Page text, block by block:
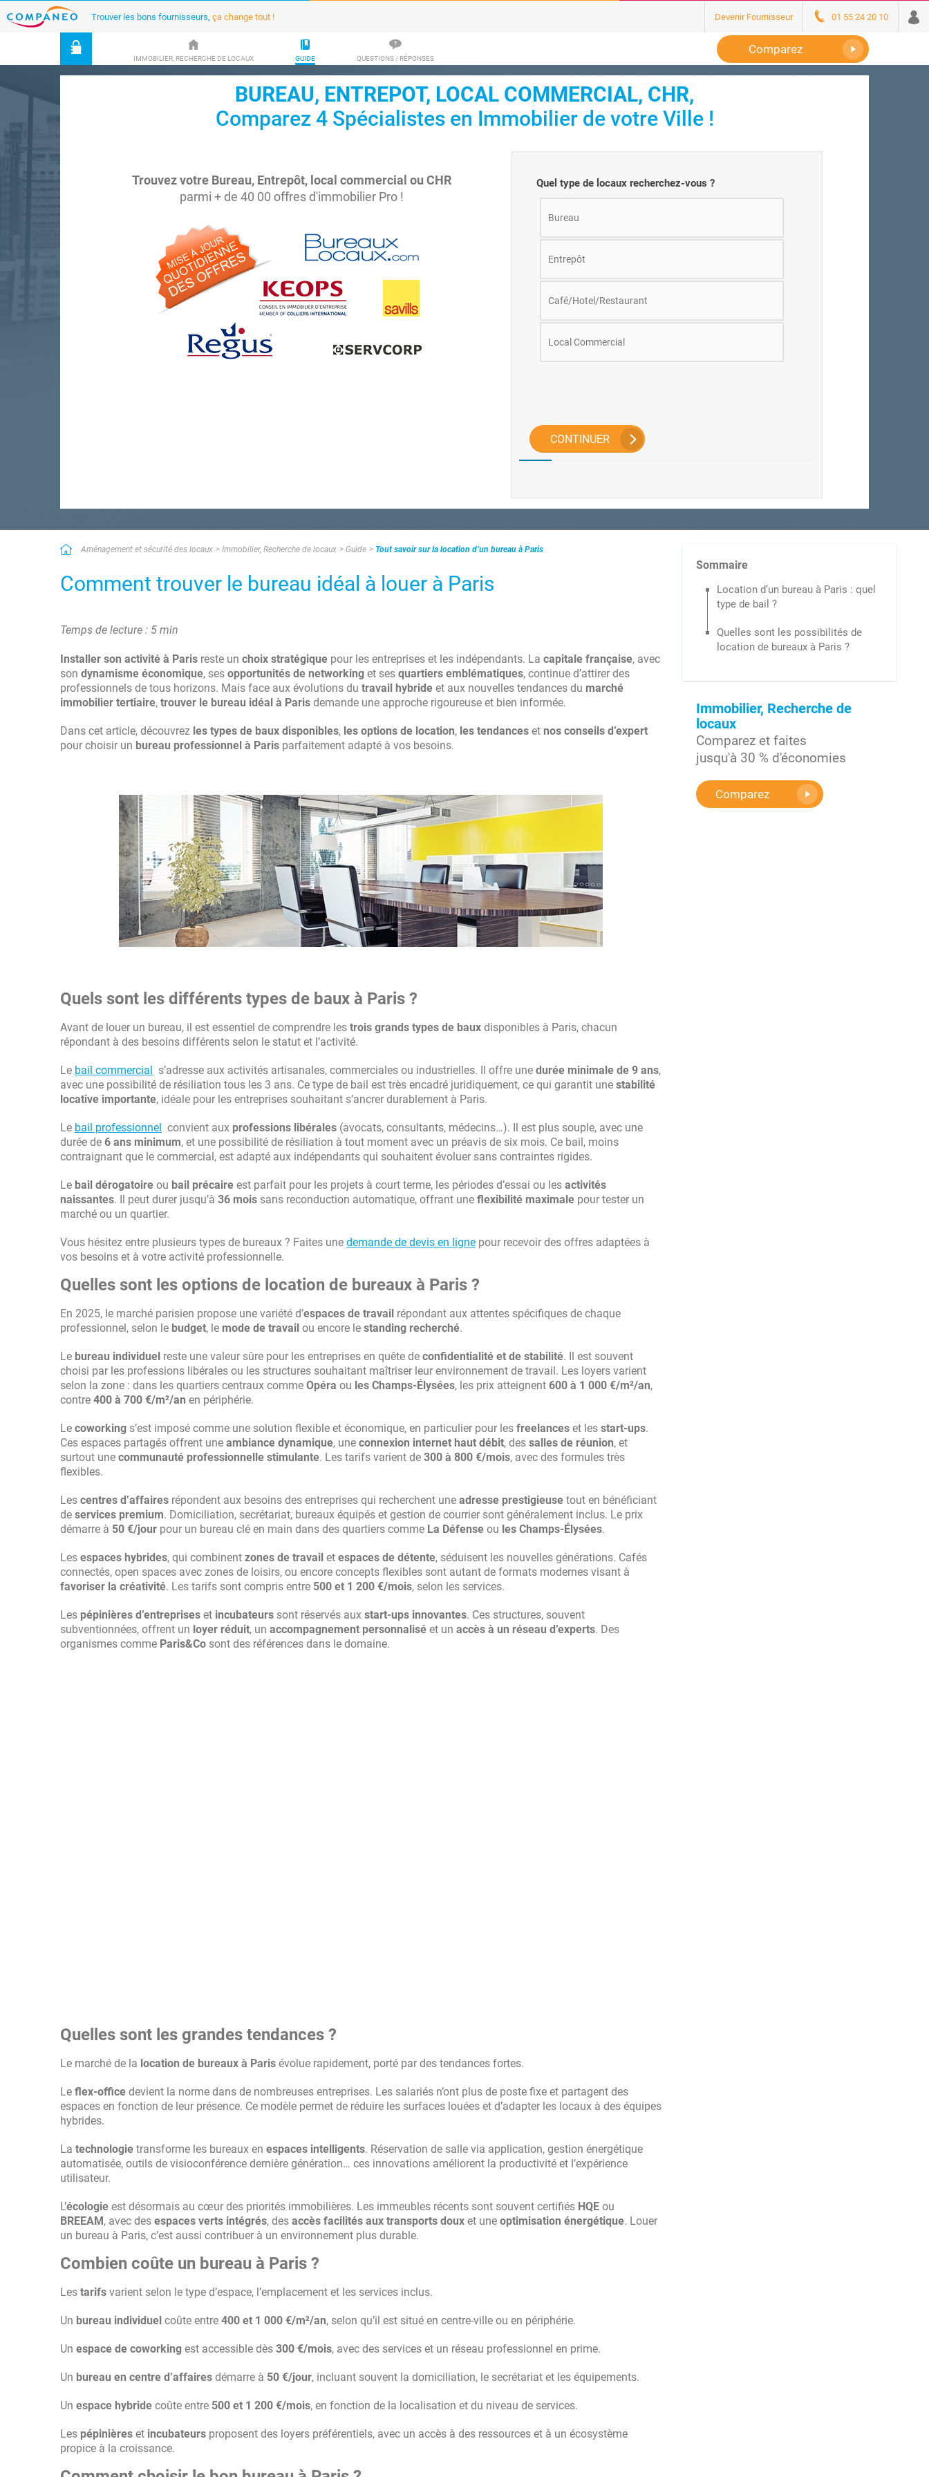
Trouver les bons fournisseurs, ça change tout ! Devenir Fournisseur 01 55 24 20 10
IMMOBILIER, RECHERCHE DE LOCAUX GUIDE QUESTIONS / RÉPONSES
Comparez
BUREAU, ENTREPOT, LOCAL COMMERCIAL, CHR,
Comparez 4 Spécialistes en Immobilier de votre Ville !
Trouvez votre Bureau, Entrepôt, local commercial ou CHR
parmi + de 40 00 offres d'immobilier Pro !
Quel type de locaux recherchez-vous ?
Bureau
Entrepôt
Café/Hotel/Restaurant
Local Commercial
CONTINUER
Aménagement et sécurité des locaux Immobilier, Recherche de locaux Guide Tout savoir sur la location d’un bureau à Paris
Comment trouver le bureau idéal à louer à Paris
Temps de lecture : 5 min
Installer son activité à Paris reste un choix stratégique pour les entreprises et les indépendants. La capitale française, avec
son dynamisme économique, ses opportunités de networking et ses quartiers emblématiques, continue d’attirer des
professionnels de tous horizons. Mais face aux évolutions du travail hybride et aux nouvelles tendances du marché
immobilier tertiaire, trouver le bureau idéal à Paris demande une approche rigoureuse et bien informée.
Dans cet article, découvrez les types de baux disponibles, les options de location, les tendances et nos conseils d’expert
pour choisir un bureau professionnel à Paris parfaitement adapté à vos besoins.
Quels sont les différents types de baux à Paris ?
Avant de louer un bureau, il est essentiel de comprendre les trois grands types de baux disponibles à Paris, chacun
répondant à des besoins différents selon le statut et l’activité.
Le bail commercial s’adresse aux activités artisanales, commerciales ou industrielles. Il offre une durée minimale de 9 ans,
avec une possibilité de résiliation tous les 3 ans. Ce type de bail est très encadré juridiquement, ce qui garantit une stabilité
locative importante, idéale pour les entreprises souhaitant s’ancrer durablement à Paris.
Le bail professionnel convient aux professions libérales (avocats, consultants, médecins…). Il est plus souple, avec une
durée de 6 ans minimum, et une possibilité de résiliation à tout moment avec un préavis de six mois. Ce bail, moins
contraignant que le commercial, est adapté aux indépendants qui souhaitent évoluer sans contraintes rigides.
Le bail dérogatoire ou bail précaire est parfait pour les projets à court terme, les périodes d’essai ou les activités
naissantes. Il peut durer jusqu’à 36 mois sans reconduction automatique, offrant une flexibilité maximale pour tester un
marché ou un quartier.
Vous hésitez entre plusieurs types de bureaux ? Faites une demande de devis en ligne pour recevoir des offres adaptées à
vos besoins et à votre activité professionnelle.
Quelles sont les options de location de bureaux à Paris ?
En 2025, le marché parisien propose une variété d’espaces de travail répondant aux attentes spécifiques de chaque
professionnel, selon le budget, le mode de travail ou encore le standing recherché.
Le bureau individuel reste une valeur sûre pour les entreprises en quête de confidentialité et de stabilité. Il est souvent
choisi par les professions libérales ou les structures souhaitant maîtriser leur environnement de travail. Les loyers varient
selon la zone : dans les quartiers centraux comme Opéra ou les Champs-Élysées, les prix atteignent 600 à 1 000 €/m²/an,
contre 400 à 700 €/m²/an en périphérie.
Le coworking s’est imposé comme une solution flexible et économique, en particulier pour les freelances et les start-ups.
Ces espaces partagés offrent une ambiance dynamique, une connexion internet haut débit, des salles de réunion, et
surtout une communauté professionnelle stimulante. Les tarifs varient de 300 à 800 €/mois, avec des formules très
flexibles.
Les centres d’affaires répondent aux besoins des entreprises qui recherchent une adresse prestigieuse tout en bénéficiant
de services premium. Domiciliation, secrétariat, bureaux équipés et gestion de courrier sont généralement inclus. Le prix
démarre à 50 €/jour pour un bureau clé en main dans des quartiers comme La Défense ou les Champs-Élysées.
Les espaces hybrides, qui combinent zones de travail et espaces de détente, séduisent les nouvelles générations. Cafés
connectés, open spaces avec zones de loisirs, ou encore concepts flexibles sont autant de formats modernes visant à
favoriser la créativité. Les tarifs sont compris entre 500 et 1 200 €/mois, selon les services.
Les pépinières d’entreprises et incubateurs sont réservés aux start-ups innovantes. Ces structures, souvent
subventionnées, offrent un loyer réduit, un accompagnement personnalisé et un accès à un réseau d’experts. Des
organismes comme Paris&Co sont des références dans le domaine.
Quelles sont les grandes tendances ?
Le marché de la location de bureaux à Paris évolue rapidement, porté par des tendances fortes.
Le flex-office devient la norme dans de nombreuses entreprises. Les salariés n’ont plus de poste fixe et partagent des
espaces en fonction de leur présence. Ce modèle permet de réduire les surfaces louées et d’adapter les locaux à des équipes
hybrides.
La technologie transforme les bureaux en espaces intelligents. Réservation de salle via application, gestion énergétique
automatisée, outils de visioconférence dernière génération… ces innovations améliorent la productivité et l’expérience
utilisateur.
L’écologie est désormais au cœur des priorités immobilières. Les immeubles récents sont souvent certifiés HQE ou
BREEAM, avec des espaces verts intégrés, des accès facilités aux transports doux et une optimisation énergétique. Louer
un bureau à Paris, c’est aussi contribuer à un environnement plus durable.
Combien coûte un bureau à Paris ?
Les tarifs varient selon le type d’espace, l’emplacement et les services inclus.
Un bureau individuel coûte entre 400 et 1 000 €/m²/an, selon qu’il est situé en centre-ville ou en périphérie.
Un espace de coworking est accessible dès 300 €/mois, avec des services et un réseau professionnel en prime.
Un bureau en centre d’affaires démarre à 50 €/jour, incluant souvent la domiciliation, le secrétariat et les équipements.
Un espace hybride coûte entre 500 et 1 200 €/mois, en fonction de la localisation et du niveau de services.
Les pépinières et incubateurs proposent des loyers préférentiels, avec un accès à des ressources et à un écosystème
propice à la croissance.
Sommaire
Location d’un bureau à Paris : quel
type de bail ?
Quelles sont les possibilités de
location de bureaux à Paris ?
Immobilier, Recherche de
locaux
Comparez et faites
jusqu'à 30 % d'économies
Comparez